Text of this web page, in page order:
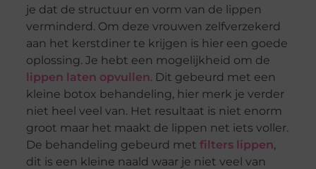
je dat de structuur en vorm van de lippen
verminderd. Om deze vrouwen zelfverzekerd
aan het kerstdiner te krijgen is hier een goede
oplossing. Je hebt een mogelijkheid om de
lippen laten opvullen. Dit gebeurd met een
kleine botox behandeling, hier merk je verder
niet heel veel van. Het resultaat is niet enorm
groot maar het maakt de lippen net iets voller.
De behandeling gebeurd met filters lippen,
dit is een kleine naald waar je niet veel van